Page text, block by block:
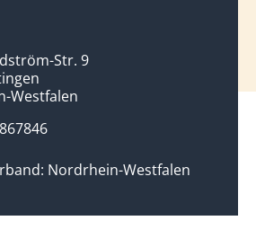
Str. 9
Westfalen
Nordrhein-Westfalen